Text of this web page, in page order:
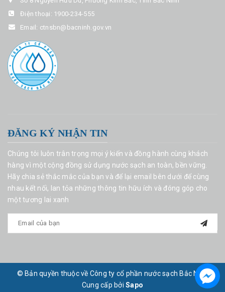
Điện thoại: 1900-234-555
Email: ctnsbn@bacninh.gov.vn
ĐĂNG KÝ NHẬN TIN
Chúng tôi luôn trân trọng mọi ý kiến và đồng hành cùng khách
hàng vì một cộng đồng sử dụng nước sạch an toàn, bền vững.
Hãy chia sẻ thắc mắc của bạn và để lại email bên dưới để cùng
nhau kết nối, lan tỏa những thông tin hữu ích và đóng góp cho
một tương lai xanh
© Bản quyền thuộc về Công ty cổ phần nước sạch Bắc Ninh
Cung cấp bởiSapo